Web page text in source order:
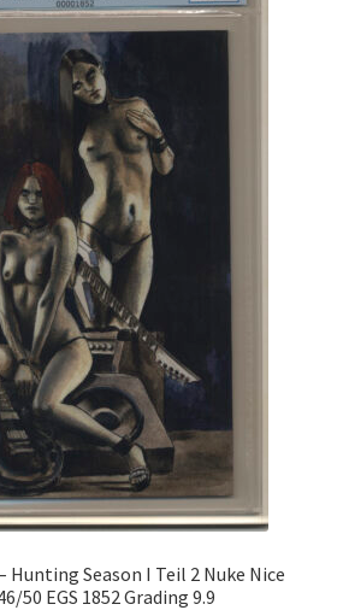
Hunting Season I Teil 2 Nuke Nice
50 EGS 1852 Grading 9.9